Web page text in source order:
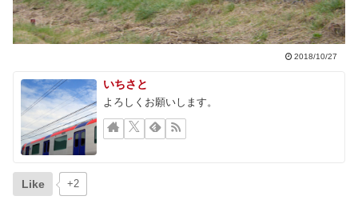
2018/10/27
いちさと
よろしくお願いします。
Like +2